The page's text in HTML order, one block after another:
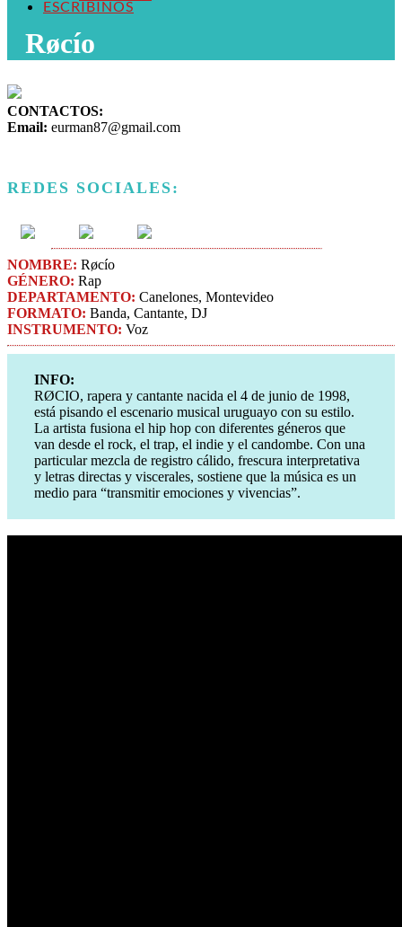
ESCRIBINOS
Røcío
CONTACTOS:
Email: eurman87@gmail.com
REDES SOCIALES:
NOMBRE: Røcío
GÉNERO: Rap
DEPARTAMENTO: Canelones, Montevideo
FORMATO: Banda, Cantante, DJ
INSTRUMENTO: Voz
INFO:
RØCIO, rapera y cantante nacida el 4 de junio de 1998,
está pisando el escenario musical uruguayo con su estilo.
La artista fusiona el hip hop con diferentes géneros que
van desde el rock, el trap, el indie y el candombe. Con una
particular mezcla de registro cálido, frescura interpretativa
y letras directas y viscerales, sostiene que la música es un
medio para “transmitir emociones y vivencias”.